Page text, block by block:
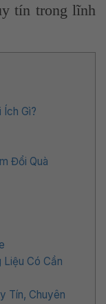
tín trong lĩnh
Gì?
Đổi Quà
Có Cần
Tín, Chuyên